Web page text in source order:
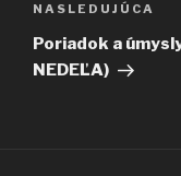
Ďalší
článok
NASLEDUJÚCA
Poriadok a
NEDEĽA)